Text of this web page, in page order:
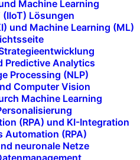
Machine Learning
Lösungen
und Machine Learning (ML)
Predictive Analytics
Processing (NLP)
Computer Vision
Machine Learning
(RPA) und KI-Integration
Automation (RPA)
neuronale Netze
Whiteboards und
Gedanken
festzuhalten, Ideen
Visualisierungen
Dadurch wird
zum idealen Ort für
Diskussionen.